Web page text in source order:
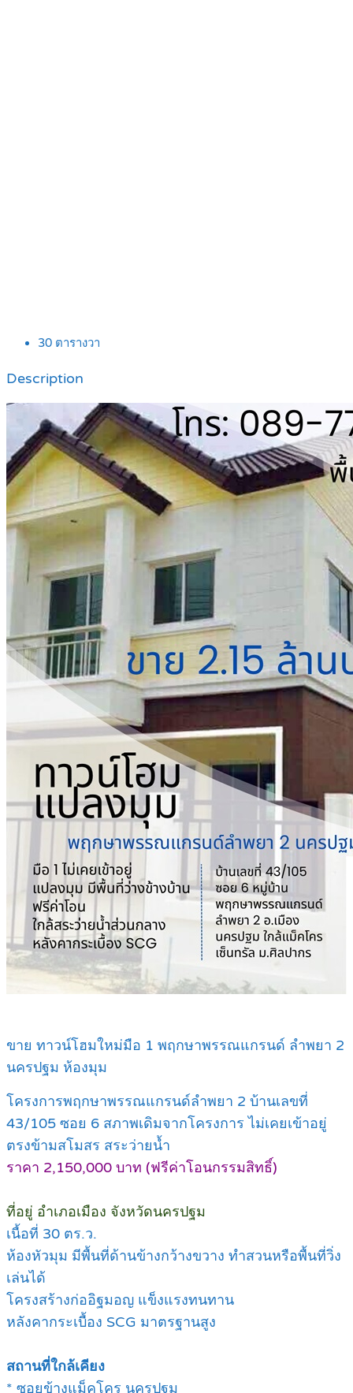
30 ตารางวา
Description
ขาย ทาวน์โฮมใหม่มือ 1 พฤกษาพรรณแกรนด์ ลำพยา 2
นครปฐม ห้องมุม
โครงการพฤกษาพรรณแกรนด์ลำพยา 2 บ้านเลขที่
43/105 ซอย 6 สภาพเดิมจากโครงการ ไม่เคยเข้าอยู่
ตรงข้ามสโมสร สระว่ายน้ำ
ราคา 2,150,000 บาท (ฟรีค่าโอนกรรมสิทธิ์)
ที่อยู่ อำเภอเมือง จังหวัดนครปฐม
เนื้อที่ 30 ตร.ว.
ห้องหัวมุม มีพื้นที่ด้านข้างกว้างขวาง ทำสวนหรือพื้นที่วิ่ง
เล่นได้
โครงสร้างก่ออิฐมอญ แข็งแรงทนทาน
หลังคากระเบื้อง SCG มาตรฐานสูง
สถานที่ใกล้เคียง
* ซอยข้างแม็คโคร นครปฐม